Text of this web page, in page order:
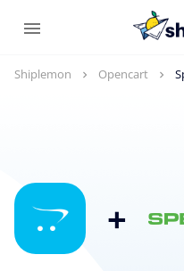
Shiplemon Opencart
+